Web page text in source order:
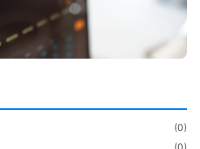
(0)